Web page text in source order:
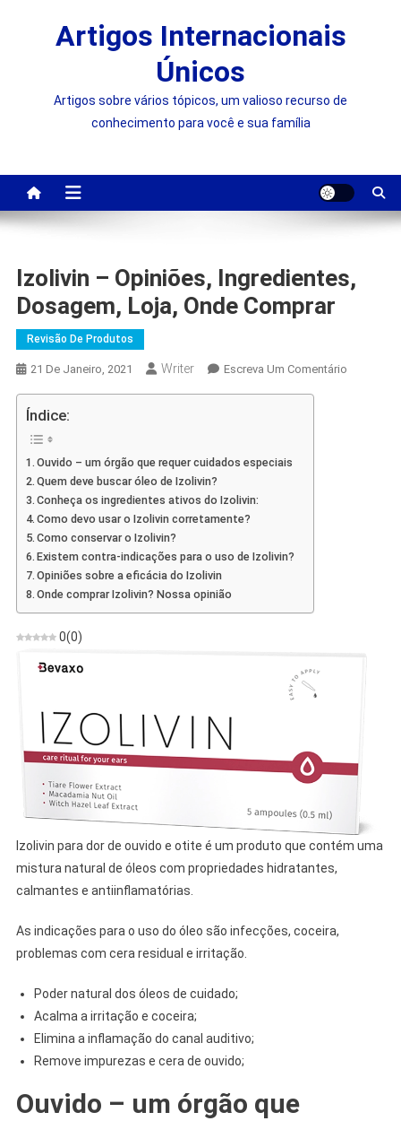
Artigos Internacionais
Únicos
Artigos sobre vários tópicos, um valioso recurso de
conhecimento para você e sua família
Izolivin – Opiniões, Ingredientes,
Dosagem, Loja, Onde Comprar
Revisão De Produtos
21 De Janeiro, 2021 Writer Escreva Um ComentárioOn
Índice:
Ouvido – um órgão que requer cuidados especiais
Quem deve buscar óleo de Izolivin?
Conheça os ingredientes ativos do Izolivin:
Como devo usar o Izolivin corretamente?
Como conservar o Izolivin?
Existem contra-indicações para o uso de Izolivin?
Opiniões sobre a eficácia do Izolivin
Onde comprar Izolivin? Nossa opinião
0(0)
Izolivin para dor de ouvido e otite é um produto que contém uma
mistura natural de óleos com propriedades hidratantes,
calmantes e antiinflamatórias.
As indicações para o uso do óleo são infecções, coceira,
problemas com cera residual e irritação.
Poder natural dos óleos de cuidado;
Acalma a irritação e coceira;
Elimina a inflamação do canal auditivo;
Remove impurezas e cera de ouvido;
Ouvido – um órgão que